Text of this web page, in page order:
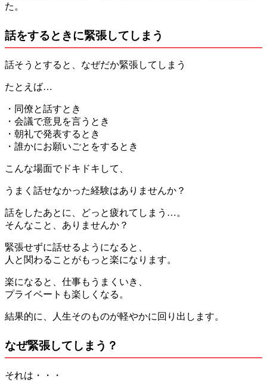
た。
話をするときに緊張してしまう
話そうとすると、なぜだか緊張してしまう
たとえば…
・同僚と話すとき
・会議で意見を言うとき
・朝礼で発表するとき
・誰かにお願いごとをするとき
こんな場面でドキドキして、
うまく話せなかった経験はありませんか？
話をしたあとに、どっと疲れてしまう…。
そんなこと、ありませんか？
緊張せずに話せるようになると、
人と関わることがもっと楽になります。
楽になると、仕事もうまくいき、
プライベートも楽しくなる。
結果的に、人生そのものが軽やかに回り出します。
なぜ緊張してしまう？
それは・・・